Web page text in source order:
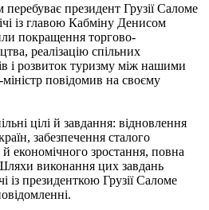
президент Грузії Саломе
із главою Кабміну Денисом
покращення торгово-
реалізацію спільних
і розвиток туризму між нашими
повідомив на своєму
цілі й завдання: відновлення
забезпечення сталого
економічного зростання, повна
виконання цих завдань
із президенткою Грузії Саломе